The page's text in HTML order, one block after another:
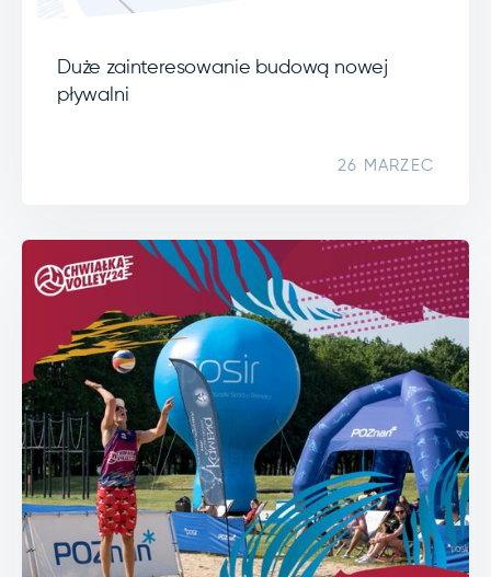
Duże zainteresowanie budową nowej
pływalni
26 MARZEC